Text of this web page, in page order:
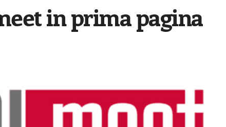
in prima pagina